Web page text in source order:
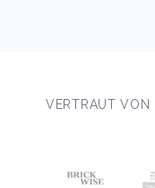
VERTRAUT VON